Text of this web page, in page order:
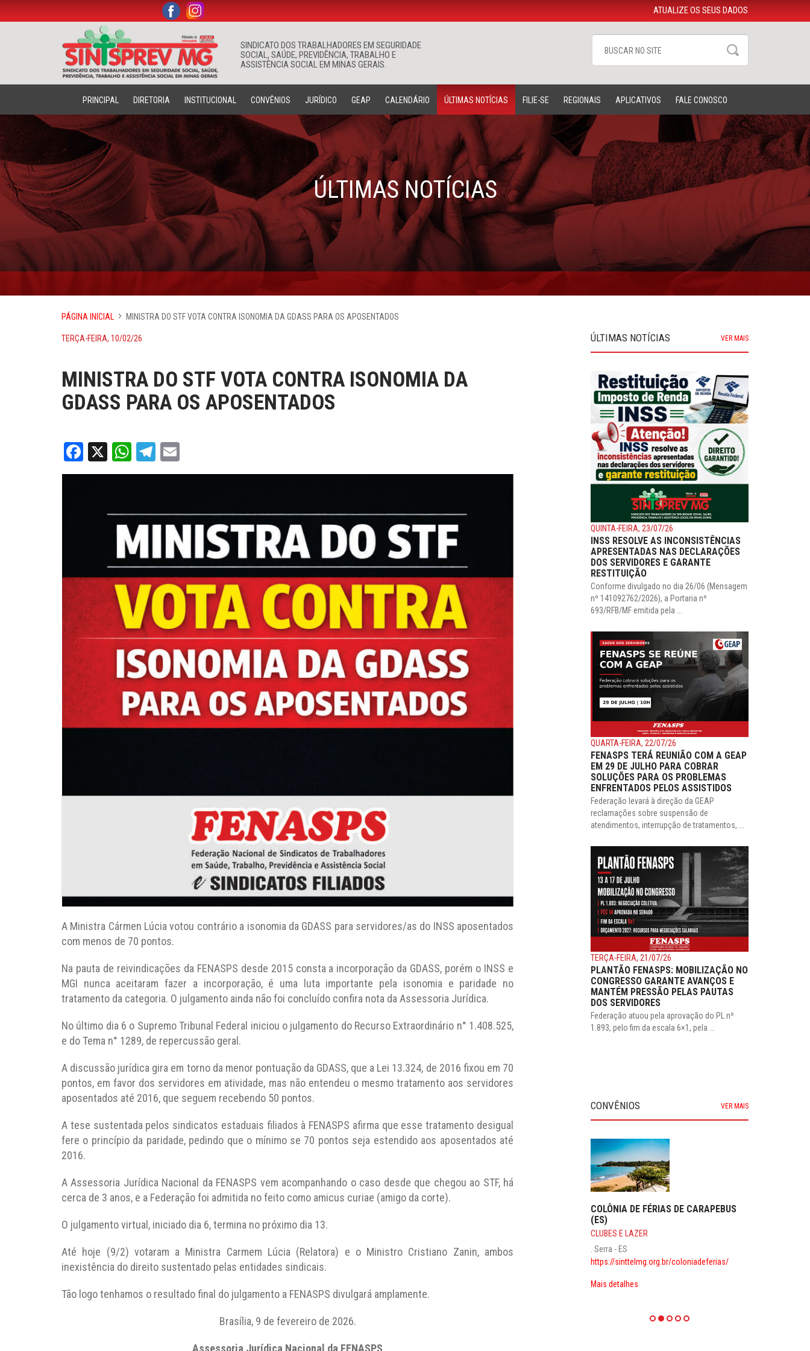
SINDICATO DOS TRABALHADORES EM SEGURIDADE
SOCIAL, SAÚDE, PREVIDÊNCIA, TRABALHO E
ASSISTÊNCIA SOCIAL EM MINAS GERAIS.
Buscar
. . ATUALIZE OS SEUS DADOS
PRINCIPAL DIRETORIA INSTITUCIONAL CONVÊNIOS JURÍDICO GEAP CALENDÁRIO ÚLTIMAS NOTÍCIAS FILIE-SE REGIONAIS APLICATIVOS FALE CONOSCO
ÚLTIMAS NOTÍCIAS
PÁGINA INICIAL MINISTRA DO STF VOTA CONTRA ISONOMIA DA GDASS PARA OS APOSENTADOS
TERÇA-FEIRA, 10/02/26
MINISTRA DO STF VOTA CONTRA ISONOMIA DA
GDASS PARA OS APOSENTADOS
Facebook
X WhatsApp
Telegram
A Ministra Cármen Lúcia votou contrário a isonomia da GDASS para servidores/as do INSS aposentados
com menos de 70 pontos.
Na pauta de reivindicações da FENASPS desde 2015 consta a incorporação da GDASS, porém o INSS e
MGI nunca aceitaram fazer a incorporação, é uma luta importante pela isonomia e paridade no
tratamento da categoria. O julgamento ainda não foi concluído confira nota da Assessoria Jurídica.
No último dia 6 o Supremo Tribunal Federal iniciou o julgamento do Recurso Extraordinário n° 1.408.525,
e do Tema n° 1289, de repercussão geral.
A discussão jurídica gira em torno da menor pontuação da GDASS, que a Lei 13.324, de 2016 fixou em 70
pontos, em favor dos servidores em atividade, mas não entendeu o mesmo tratamento aos servidores
aposentados até 2016, que seguem recebendo 50 pontos.
A tese sustentada pelos sindicatos estaduais filiados à FENASPS afirma que esse tratamento desigual
fere o princípio da paridade, pedindo que o mínimo se 70 pontos seja estendido aos aposentados até
2016.
A Assessoria Jurídica Nacional da FENASPS vem acompanhando o caso desde que chegou ao STF, há
cerca de 3 anos, e a Federação foi admitida no feito como amicus curiae (amigo da corte).
O julgamento virtual, iniciado dia 6, termina no próximo dia 13.
Até hoje (9/2) votaram a Ministra Carmem Lúcia (Relatora) e o Ministro Cristiano Zanin, ambos
inexistência do direito sustentado pelas entidades sindicais.
Tão logo tenhamos o resultado final do julgamento a FENASPS divulgará amplamente.
Brasília, 9 de fevereiro de 2026.
Assessoria Jurídica Nacional da FENASPS
ÚLTIMAS NOTÍCIAS VER MAIS
QUINTA-FEIRA, 23/07/26
INSS RESOLVE AS INCONSISTÊNCIAS
APRESENTADAS NAS DECLARAÇÕES
DOS SERVIDORES E GARANTE
RESTITUIÇÃO
Conforme divulgado no dia 26/06 (Mensagem
nº 141092762/2026), a Portaria nº
693/RFB/MF emitida pela ...
QUARTA-FEIRA, 22/07/26
FENASPS TERÁ REUNIÃO COM A GEAP
EM 29 DE JULHO PARA COBRAR
SOLUÇÕES PARA OS PROBLEMAS
ENFRENTADOS PELOS ASSISTIDOS
Federação levará à direção da GEAP
reclamações sobre suspensão de
atendimentos, interrupção de tratamentos, ...
TERÇA-FEIRA, 21/07/26
PLANTÃO FENASPS: MOBILIZAÇÃO NO
CONGRESSO GARANTE AVANÇOS E
MANTÉM PRESSÃO PELAS PAUTAS
DOS SERVIDORES
Federação atuou pela aprovação do PL nº
1.893, pelo fim da escala 6×1, pela ...
CONVÊNIOS VER MAIS
COLÔNIA DE FÉRIAS DE CARAPEBUS
(ES)
CLUBES E LAZER
. Serra - ES
https://sinttelmg.org.br/coloniadeferias/
Mais detalhes